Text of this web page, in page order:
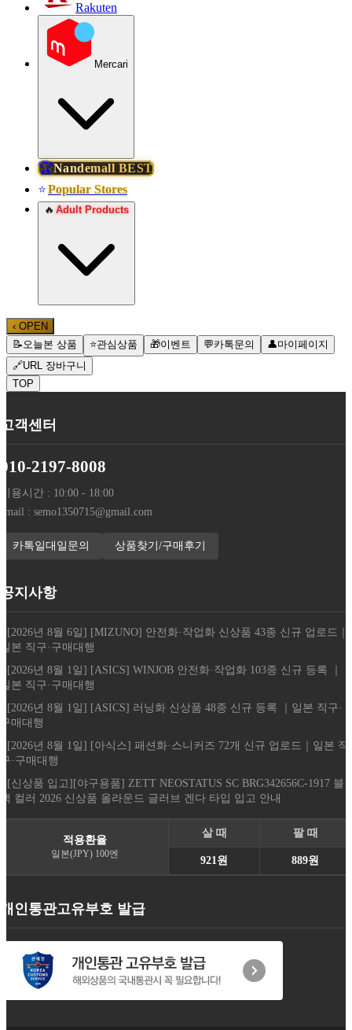
Rakuten
Mercari
🏆Nandemall BEST
⭐ Popular Stores
🔥 Adult Products
‹ OPEN
📝오늘본 상품 ⭐관심상품 🎁이벤트 💬카톡문의 👤마이페이지
🔗URL 장바구니
TOP
고객센터
010-2197-8008
이용시간 : 10:00 - 18:00
email : semo1350715@gmail.com
카톡일대일문의 상품찾기/구매후기
공지사항
- [2026년 8월 6일] [MIZUNO] 안전화·작업화 신상품 43종 신규 업로드｜
일본 직구·구매대행
- [2026년 8월 1일] [ASICS] WINJOB 안전화·작업화 103종 신규 등록 ｜
일본 직구·구매대행
- [2026년 8월 1일] [ASICS] 러닝화 신상품 48종 신규 등록 ｜일본 직구·
구매대행
- [2026년 8월 1일] [아식스] 패션화·스니커즈 72개 신규 업로드｜일본 직
구·구매대행
- [신상품 입고][야구용품] ZETT NEOSTATUS SC BRG342656C-1917 블
랙 컬러 2026 신상품 올라운드 글러브 겐다 타입 입고 안내
적용환율
일본(JPY) 100엔
살 때 팔 때
921원 889원
개인통관고유부호 발급